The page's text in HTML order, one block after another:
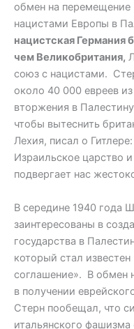
обмен на перемещение
нацистами Европы в
нацистская Германия
чем Великобритания,
союз с нацистами.
около 40 000 евреев
вторжения в
чтобы вытеснить
Лехия, писал о
Израильское царство
подвергает нас
В середине 1940 года
заинтересованы в
государства в
который стал
соглашение». В обмен
в получении
Стерн пообещал, что
итальянского фашизма